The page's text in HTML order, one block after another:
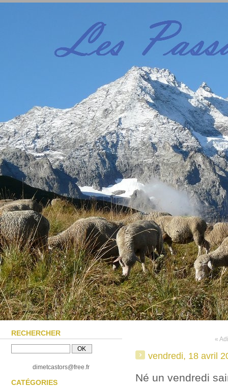
RECHERCHER
dimetcastors@free.fr
CATÉGORIES
«
vendredi, 18 avril
Né un vendredi